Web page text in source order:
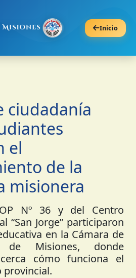
Inicio
ciudadanía
el
de la
misionera
Nº 36 y del Centro
“San Jorge” participaron
en la Cámara de
de Misiones, donde
cómo funciona el
provincial.